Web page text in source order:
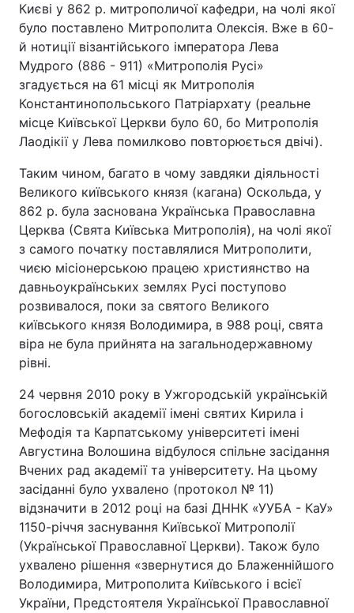
Києві у 862 р. митрополичої кафедри, на чолі якої
було поставлено Митрополита Олексія. Вже в 60-
й нотиції візантійського імператора Лева
Мудрого (886 - 911) «Митрополія Русі»
згадується на 61 місці як Митрополія
Константинопольського Патріархату (реальне
місце Київської Церкви було 60, бо Митрополія
Лаодікії у Лева помилково повторюється двічі).
Таким чином, багато в чому завдяки діяльності
Великого київського князя (кагана) Оскольда, у
862 р. була заснована Українська Православна
Церква (Свята Київська Митрополія), на чолі якої
з самого початку поставлялися Митрополити,
чиєю місіонерською працею християнство на
давньоукраїнських землях Русі поступово
розвивалося, поки за святого Великого
київського князя Володимира, в 988 році, свята
віра не була прийнята на загальнодержавному
рівні.
24 червня 2010 року в Ужгородській українській
богословській академії імені святих Кирила і
Мефодія та Карпатському університеті імені
Августина Волошина відбулося спільне засідання
Вчених рад академії та університету. На цьому
засіданні було ухвалено (протокол № 11)
відзначити в 2012 році на базі ДННК «УУБА - КаУ»
1150-річчя заснування Київської Митрополії
(Української Православної Церкви). Також було
ухвалено рішення «звернутися до Блаженнійшого
Володимира, Митрополита Київського і всієї
України, Предстоятеля Української Православної